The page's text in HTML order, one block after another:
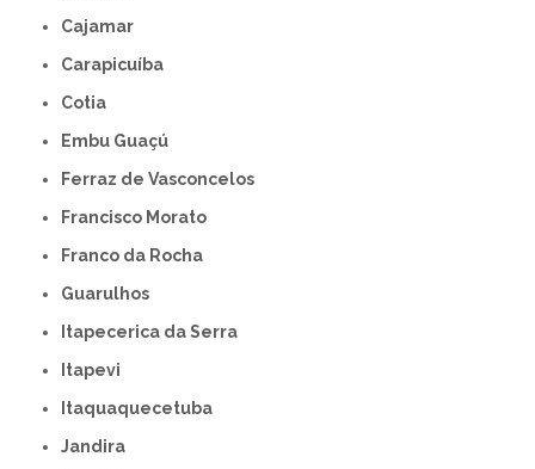
Cajamar
Carapicuíba
Cotia
Embu Guaçú
Ferraz de Vasconcelos
Francisco Morato
Franco da Rocha
Guarulhos
Itapecerica da Serra
Itapevi
Itaquaquecetuba
Jandira